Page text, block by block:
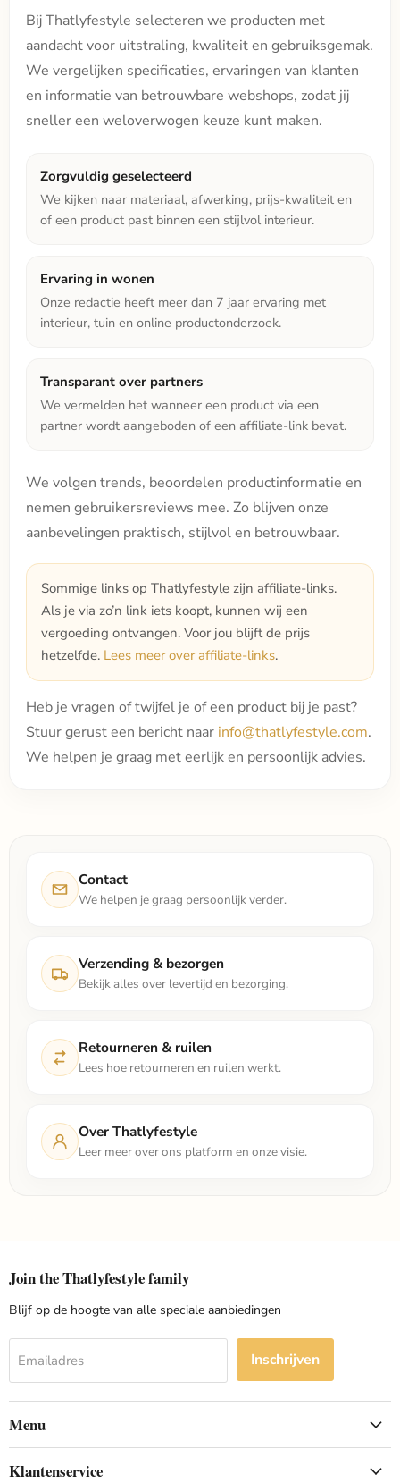
Bij Thatlyfestyle selecteren we producten met
aandacht voor uitstraling, kwaliteit en gebruiksgemak.
We vergelijken specificaties, ervaringen van klanten
en informatie van betrouwbare webshops, zodat jij
sneller een weloverwogen keuze kunt maken.
Zorgvuldig geselecteerd
We kijken naar materiaal, afwerking, prijs-kwaliteit en
of een product past binnen een stijlvol interieur.
Ervaring in wonen
Onze redactie heeft meer dan 7 jaar ervaring met
interieur, tuin en online productonderzoek.
Transparant over partners
We vermelden het wanneer een product via een
partner wordt aangeboden of een affiliate-link bevat.
We volgen trends, beoordelen productinformatie en
nemen gebruikersreviews mee. Zo blijven onze
aanbevelingen praktisch, stijlvol en betrouwbaar.
Sommige links op Thatlyfestyle zijn affiliate-links.
Als je via zo’n link iets koopt, kunnen wij een
vergoeding ontvangen. Voor jou blijft de prijs
hetzelfde. Lees meer over affiliate-links.
Heb je vragen of twijfel je of een product bij je past?
Stuur gerust een bericht naar info@thatlyfestyle.com.
We helpen je graag met eerlijk en persoonlijk advies.
Contact
We helpen je graag persoonlijk verder.
Verzending & bezorgen
Bekijk alles over levertijd en bezorging.
Retourneren & ruilen
Lees hoe retourneren en ruilen werkt.
Over Thatlyfestyle
Leer meer over ons platform en onze visie.
Join the Thatlyfestyle family
Blijf op de hoogte van alle speciale aanbiedingen
Emailadres Inschrijven
Menu
Klantenservice